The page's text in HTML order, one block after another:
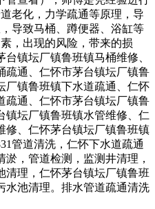
老化，力学疏通等原理，导
导致马桶、蹲便器、浴缸等
，出现的风险，带来的损
镇坛厂镇鲁班镇马桶维修、
疏通、仁怀市茅台镇坛厂镇鲁
厂镇鲁班镇下水道疏通、仁怀
疏通、仁怀市茅台镇坛厂镇鲁
镇坛厂镇鲁班镇水管维修、仁
修、仁怀茅台镇坛厂镇鲁班镇
管道清洗，仁怀下水道疏通
，管道检测，监测井清理，
清理，仁怀茅台镇坛厂镇鲁班
水池清理。排水管道疏通清洗